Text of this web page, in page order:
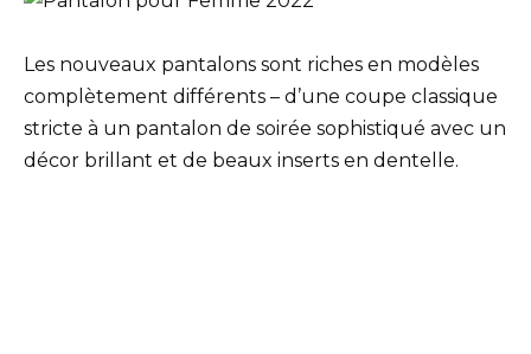
Les nouveaux pantalons sont riches en modèles
complètement différents – d’une coupe classique
stricte à un pantalon de soirée sophistiqué avec un
décor brillant et de beaux inserts en dentelle.